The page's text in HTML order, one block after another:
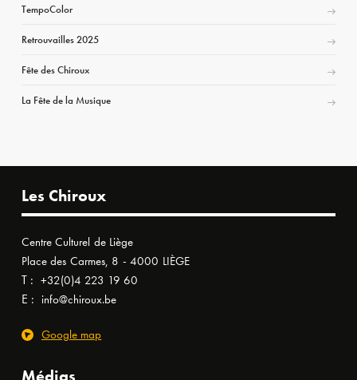
TempoColor
Retrouvailles 2025
Fête des Chiroux
La Fête de la Musique
Les Chiroux
Centre Culturel de Liège
Place des Carmes, 8 - 4000 LIÈGE
T : +32(0)4 223 19 60
E : info@chiroux.be
Google map